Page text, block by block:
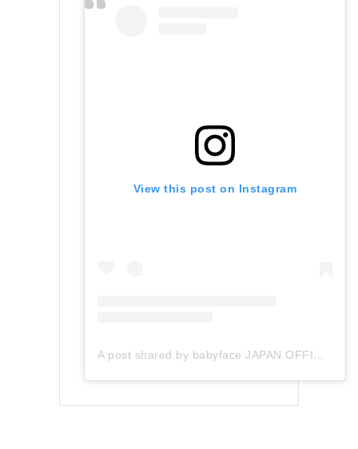
View this post on Instagram
A post shared by babyface JAPAN OFFICIAL (@babyface_japan)